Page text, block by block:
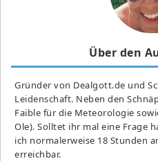
Über den
Gründer von Dealgott.de und
Leidenschaft. Neben den
Fai­ble für die Meteorologie
Ole). Solltet ihr mal eine Frage
ich normalerweise 18 Stunden
erreichbar.